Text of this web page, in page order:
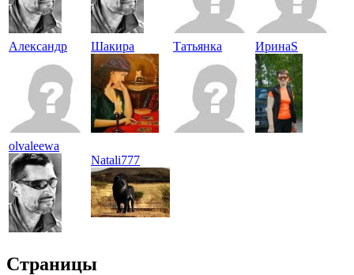
Александр Шакира Татьянка ИринаS
olvaleewa
Natali777
Страницы